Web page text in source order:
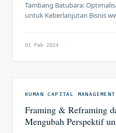
Tambang Batubara:
untuk Keberlanjutan Bisnis
dan kesuksesan
tambang batubara bukan
01 Feb 2024
HUMAN CAPITAL MANAGEMENT
Framing & Reframing
Mengubah Perspektif